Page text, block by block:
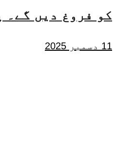
کو فروغ دیں گے۔
11 دسمبر 2025